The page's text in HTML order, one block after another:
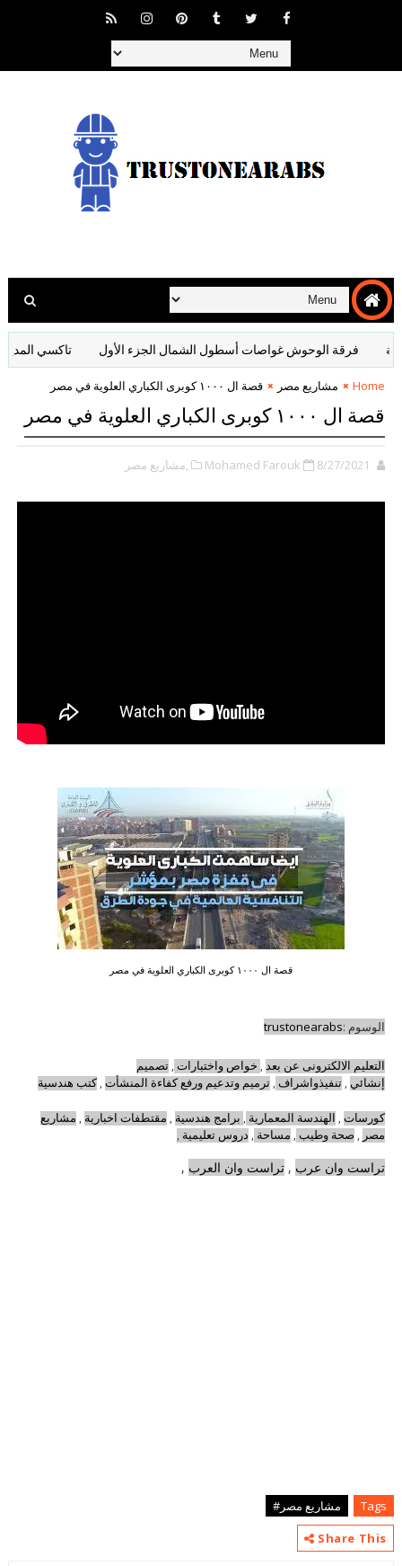
فرقة الوحوش غواصات أسطول الشمال الجزء الأول تاكسي المدينة..
Home مشاريع مصر قصة ال ١٠٠٠ كوبرى الكباري العلوية في مصر
قصة ال ١٠٠٠ كوبرى الكباري العلوية في مصر
Mohamed Farouk 8/27/2021 ,مشاريع مصر
قصة ال ١٠٠٠ كوبرى الكباري العلوية في مصر
الوسوم :trustonearabs
التعليم الالكترونى عن بعد,خواص واختبارات ,تصميم
إنشائي,تنفيذواشراف ,ترميم وتدعيم ورفع كفاءة المنشأت,كتب هندسية
كورسات, الهندسة المعمارية , برامج هندسية , مقتطفات اخبارية , مشاريع
مصر , صحة وطيب , مساحة , دروس تعليمية ,
تراست وان عرب , تراست وان العرب ,
Tags
مشاريع مصر#
Share This